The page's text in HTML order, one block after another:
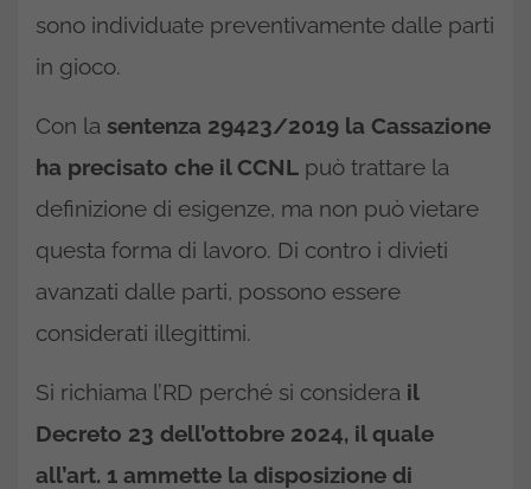
sono individuate preventivamente dalle parti
in gioco.
Con la sentenza 29423/2019 la Cassazione
ha precisato che il CCNL può trattare la
definizione di esigenze, ma non può vietare
questa forma di lavoro. Di contro i divieti
avanzati dalle parti, possono essere
considerati illegittimi.
Si richiama l’RD perché si considera il
Decreto 23 dell’ottobre 2024, il quale
all’art. 1 ammette la disposizione di